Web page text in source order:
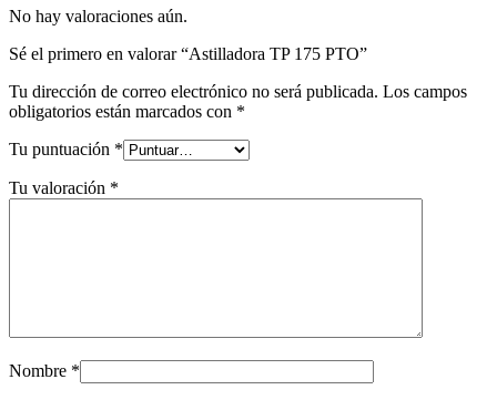
No hay valoraciones aún.
Sé el primero en valorar “Astilladora TP 175 PTO”
Tu dirección de correo electrónico no será publicada. Los campos
obligatorios están marcados con *
Tu puntuación *
Tu valoración *
Nombre *